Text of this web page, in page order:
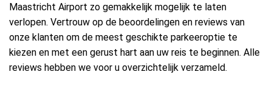
Maastricht Airport zo gemakkelijk mogelijk te laten
verlopen. Vertrouw op de beoordelingen en reviews van
onze klanten om de meest geschikte parkeeroptie te
kiezen en met een gerust hart aan uw reis te beginnen. Alle
reviews hebben we voor u overzichtelijk verzameld.